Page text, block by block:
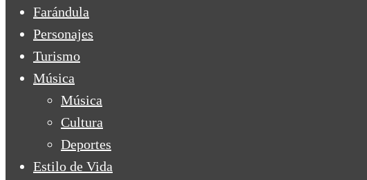
Farándula
Personajes
Turismo
Música
Música
Cultura
Deportes
Estilo de Vida